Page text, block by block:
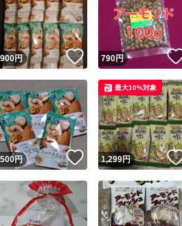
ね！
900円 いいね！
790円
ね！
500円 いいね！
1,299円
最大10%対象